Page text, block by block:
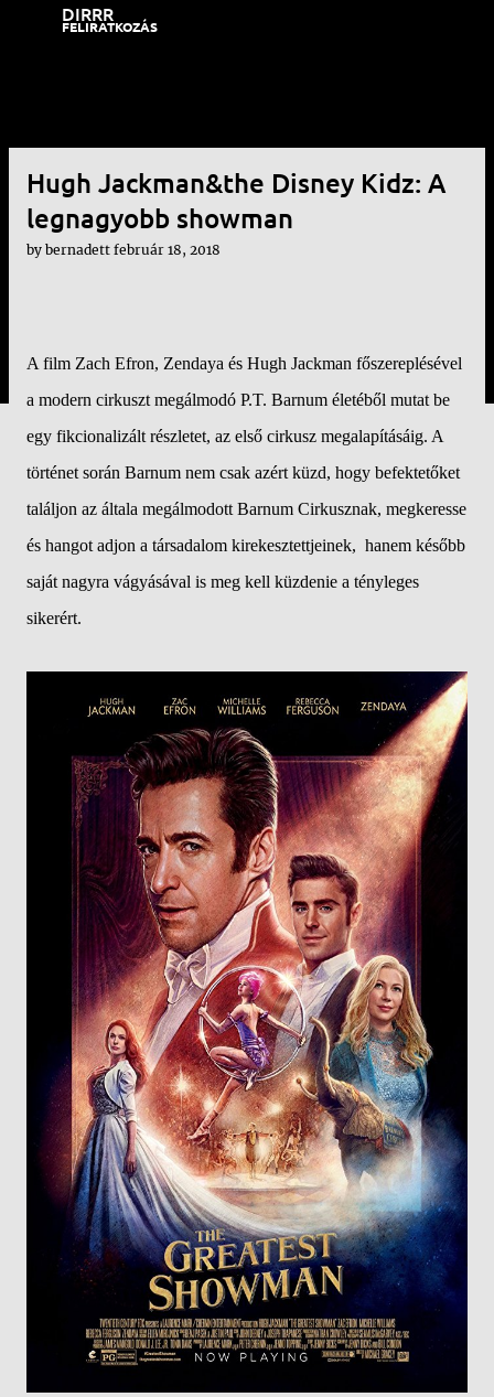
DIRRR
FELIRATKOZÁS
Hugh Jackman&the Disney Kidz: A
legnagyobb showman
by bernadett február 18, 2018
A film Zach Efron, Zendaya és Hugh Jackman főszereplésével
a modern cirkuszt megálmodó P.T. Barnum életéből mutat be
egy fikcionalizált részletet, az első cirkusz megalapításáig. A
történet során Barnum nem csak azért küzd, hogy befektetőket
találjon az általa megálmodott Barnum Cirkusznak, megkeresse
és hangot adjon a társadalom kirekesztettjeinek, hanem később
saját nagyra vágyásával is meg kell küzdenie a tényleges
sikerért.